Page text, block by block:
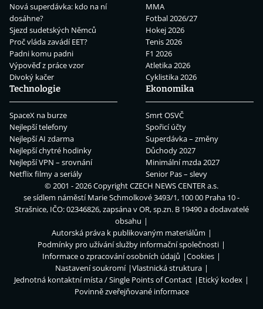
Nová superdávka: kdo na ní
dosáhne?
Sjezd sudetských Němců
Proč vláda zavádí EET?
Padni komu padni
Výpověď z práce vzor
Divoký kačer
MMA
Fotbal 2026/27
Hokej 2026
Tenis 2026
F1 2026
Atletika 2026
Cyklistika 2026
Technologie
SpaceX na burze
Nejlepší telefony
Nejlepší AI zdarma
Nejlepší chytré hodinky
Nejlepší VPN – srovnání
Netflix filmy a seriály
Ekonomika
Smrt OSVČ
Spořicí účty
Superdávka – změny
Důchody 2027
Minimální mzda 2027
Senior Pas – slevy
© 2001 - 2026 CopyrightCZECH NEWS CENTER a.s.
se sídlem náměstí Marie Schmolkové 3493/1, 100 00 Praha 10 -
Strašnice, IČO: 02346826, zapsána v OR, sp.zn. B 19490 a dodavatelé
obsahu
Autorská práva k publikovaným materiálům
Podmínky pro užívání služby informační společnosti
Informace o zpracování osobních údajů
Cookies
Nastavení soukromí
Vlastnická struktura
Jednotná kontaktní místa / Single Points of Contact
Etický kodex
Povinně zveřejňované informace